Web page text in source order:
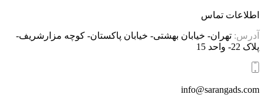
اطلاعات تماس
آدرس: تهران- خیابان بهشتی- خیابان پاکستان- کوچه مزارشریف-
پلاک 22- واحد 15
info@sarangads.com